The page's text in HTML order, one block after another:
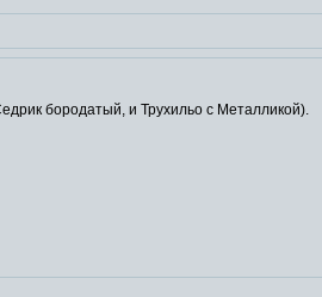
бородатый, и Трухильо с Металликой).